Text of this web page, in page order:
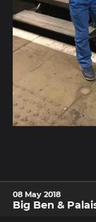
08 May 2018
Big Ben &